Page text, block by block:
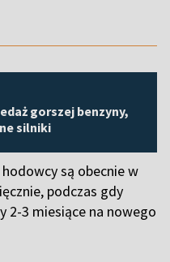
gorszej benzyny,
silniki
są obecnie w
podczas gdy
2-3 miesiące na nowego